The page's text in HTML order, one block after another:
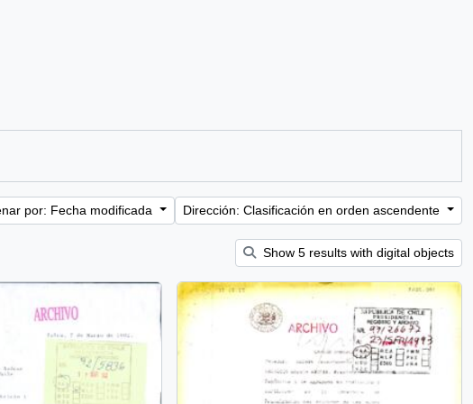
por: Fecha modificada Dirección: Clasificación en orden ascendente
Show 5 results with digital objects